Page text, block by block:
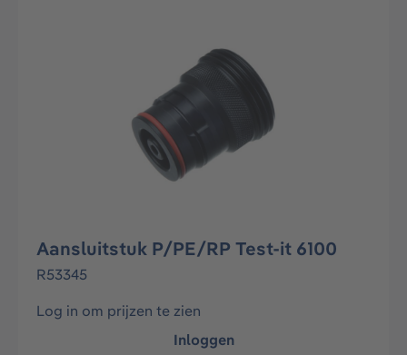
Aansluitstuk P/PE/RP Test-it 6100
R53345
Log in om prijzen te zien
Inloggen